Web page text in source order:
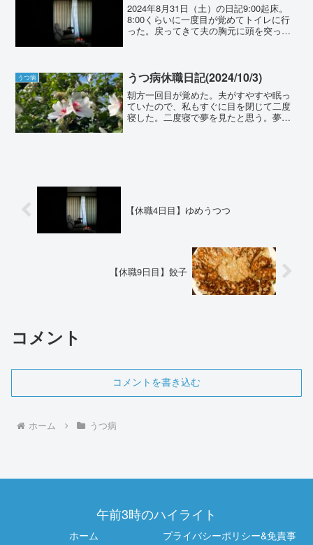
2024年8月31日（土）の日記9:00起床。
8:00くらいに一度目が覚めてトイレに行
った。戻ってきて夫の胸元に頭を突っ込
い日本の建...
うつ病 うつ病休職日記(2024/10/3)
朝方一回目が覚めた。夫がすやすや眠っ
ていたので、私もすぐに目を閉じて二度
寝した。二度寝で夢を見たと思う。夢の
【休職4日目】ゆめうつつ
【休職9日目】餃子
コメント
コメントを書き込む
ホーム うつ病
午前3時のハイライト
ホーム
プライバシーポリシー&免責事